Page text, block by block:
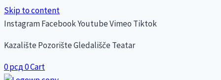
Skip to content
InstagramFacebookYoutubeVimeo Tiktok
Kazalište Pozorište Gledališče Teatar
0рсд0Cart